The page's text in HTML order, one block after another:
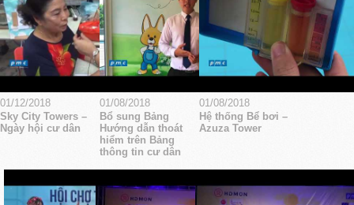
01/12/2018
Sky City Towers –
Ngày hội cư dân
01/08/2018
Bổ sung Bảng
Hướng dẫn thoát
hiểm trên Bảng
thông tin cư dân
01/08/2018
Hệ thống Bể bơi –
Azuza Tower